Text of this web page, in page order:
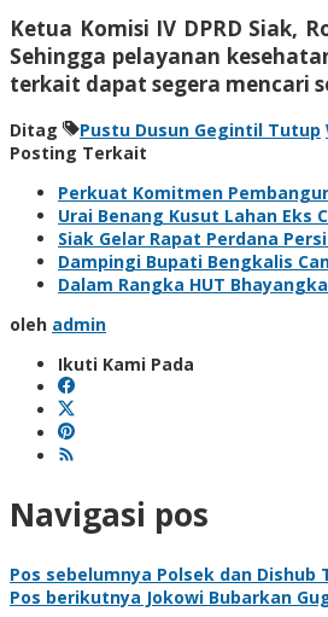
Ketua Komisi IV DPRD
Sehingga pelayanan
terkait dapat segera mencari
Ditag Pustu Dusun Gegintil Tutup
Posting Terkait
Perkuat Komitmen
Urai Benang Kusut Lahan Eks
Siak Gelar Rapat Perdana
Dampingi Bupati Bengkalis
Dalam Rangka HUT
oleh admin
Ikuti Kami Pada
Navigasi pos
Pos sebelumnya Polsek dan
Pos berikutnya Jokowi Bubarkan